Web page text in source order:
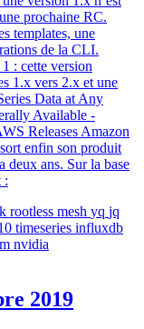
prochaine RC.
templates, une
de la CLI.
: cette version
1.x vers 2.x et une
Data at Any
Available -
Releases Amazon
enfin son produit
deux ans. Sur la base
:
rootless mesh yq jq
timeseries influxdb
nvidia
2019